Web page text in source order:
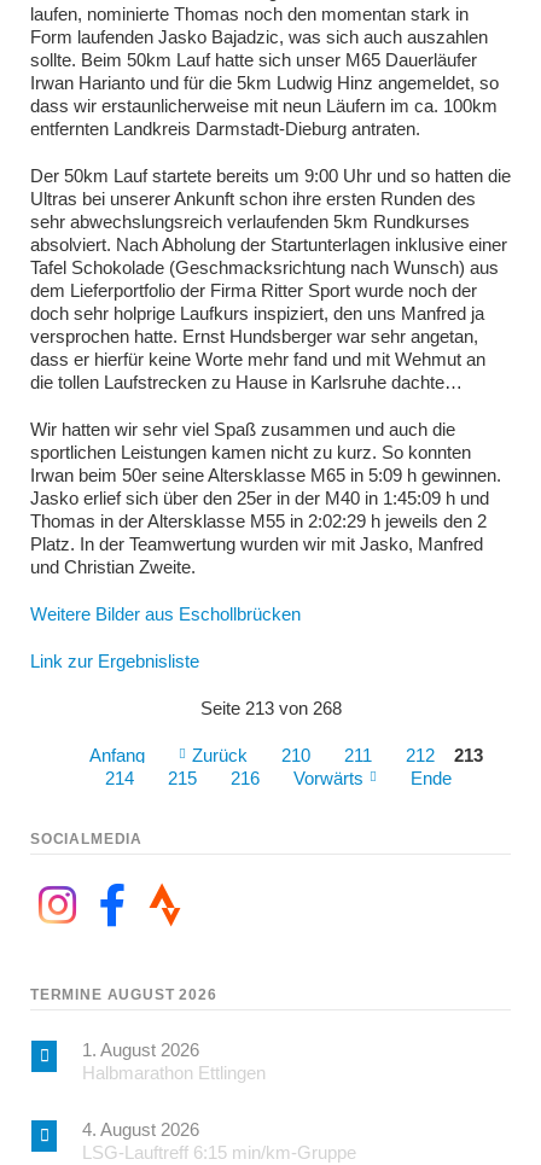
laufen, nominierte Thomas noch den momentan stark in
Form laufenden Jasko Bajadzic, was sich auch auszahlen
sollte. Beim 50km Lauf hatte sich unser M65 Dauerläufer
Irwan Harianto und für die 5km Ludwig Hinz angemeldet, so
dass wir erstaunlicherweise mit neun Läufern im ca. 100km
entfernten Landkreis Darmstadt-Dieburg antraten.
Der 50km Lauf startete bereits um 9:00 Uhr und so hatten die
Ultras bei unserer Ankunft schon ihre ersten Runden des
sehr abwechslungsreich verlaufenden 5km Rundkurses
absolviert. Nach Abholung der Startunterlagen inklusive einer
Tafel Schokolade (Geschmacksrichtung nach Wunsch) aus
dem Lieferportfolio der Firma Ritter Sport wurde noch der
doch sehr holprige Laufkurs inspiziert, den uns Manfred ja
versprochen hatte. Ernst Hundsberger war sehr angetan,
dass er hierfür keine Worte mehr fand und mit Wehmut an
die tollen Laufstrecken zu Hause in Karlsruhe dachte…
Wir hatten wir sehr viel Spaß zusammen und auch die
sportlichen Leistungen kamen nicht zu kurz. So konnten
Irwan beim 50er seine Altersklasse M65 in 5:09 h gewinnen.
Jasko erlief sich über den 25er in der M40 in 1:45:09 h und
Thomas in der Altersklasse M55 in 2:02:29 h jeweils den 2
Platz. In der Teamwertung wurden wir mit Jasko, Manfred
und Christian Zweite.
Weitere Bilder aus Eschollbrücken
Link zur Ergebnisliste
Seite 213 von 268
Anfang Zurück 210 211 212
213
214
215 216 Vorwärts Ende
SOCIALMEDIA
TERMINE AUGUST 2026
1. August 2026
Halbmarathon Ettlingen
4. August 2026
LSG-Lauftreff 6:15 min/km-Gruppe